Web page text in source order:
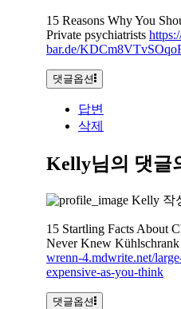
15 Reasons Why You
Private psychiatrists
bar.de/
댓글옵션
답변
삭제
Kelly님의 댓글
Kelly 작
15 Startling Facts About
Never Knew
wrenn-4.mdwrite.net/
expensive-as-you-think
댓글옵션